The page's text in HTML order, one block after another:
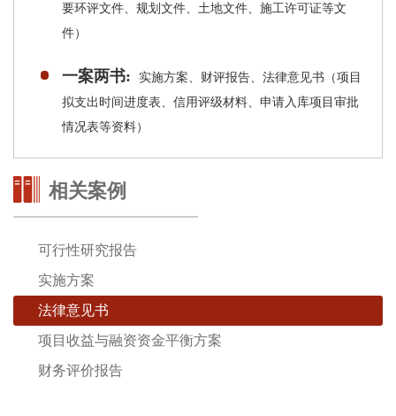
要环评文件、规划文件、土地文件、施工许可证等文
件）
一案两书:
实施方案、财评报告、法律意见书（项目
拟支出时间进度表、信用评级材料、申请入库项目审批
情况表等资料）
相关案例
可行性研究报告
实施方案
法律意见书
项目收益与融资资金平衡方案
财务评价报告